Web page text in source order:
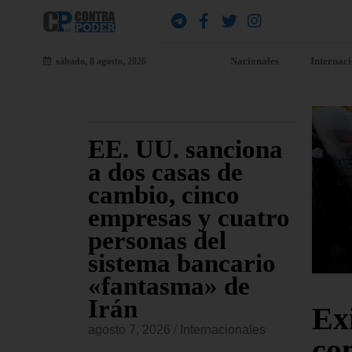
sábado, 8 agosto, 2026 Nacionales
EE. UU. sanciona
a dos casas de
cambio, cinco
empresas y cuatro
personas del
sistema bancario
«fantasma» de
Irán
agosto 7, 2026 Internacionales
El